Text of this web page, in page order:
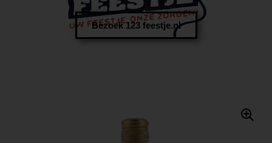
Bezoek 123 feestje.nl